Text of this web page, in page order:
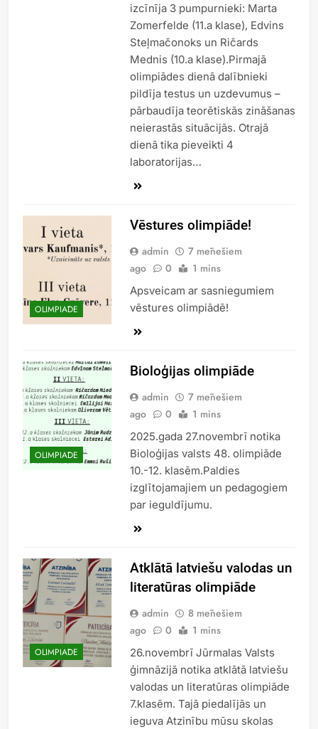
izcīnīja 3 pumpurnieki: Marta
Zomerfelde (11.a klase), Edvins
Steļmačonoks un Ričards
Mednis (10.a klase).Pirmajā
olimpiādes dienā dalībnieki
pildīja testus un uzdevumus –
pārbaudīja teorētiskās zināšanas
neierastās situācijās. Otrajā
dienā tika pieveikti 4
laboratorijas…
OLIMPIĀDE
Vēstures olimpiāde!
admin
7 mēnešiem
ago
0 1 mins
Apsveicam ar sasniegumiem
vēstures olimpiādē!
OLIMPIĀDE
Bioloģijas olimpiāde
admin
7 mēnešiem
ago
0 1 mins
2025.gada 27.novembrī notika
Bioloģijas valsts 48. olimpiāde
10.-12. klasēm.Paldies
izglītojamajiem un pedagogiem
par ieguldījumu.
OLIMPIĀDE
Atklātā latviešu valodas un
literatūras olimpiāde
admin
8 mēnešiem
ago
0 1 mins
26.novembrī Jūrmalas Valsts
ģimnāzijā notika atklātā latviešu
valodas un literatūras olimpiāde
7.klasēm. Tajā piedalījās un
ieguva Atzinību mūsu skolas